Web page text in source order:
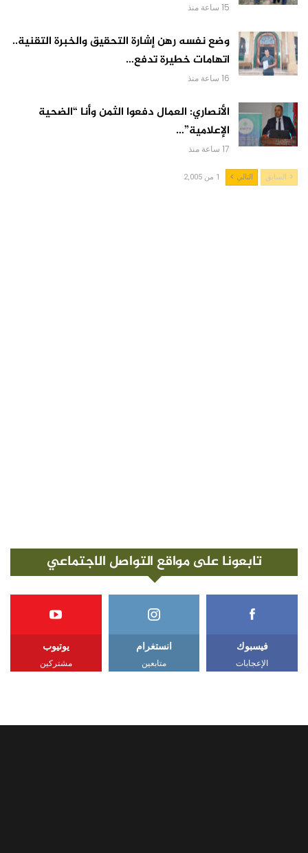
15 ساعة منذ
وضع نفسه رهن إشارة التحقيق والخبرة التقنية..
اتهامات خطيرة تدفع…
16 ساعة منذ
الأنصاري: العمال دفعوا الثمن وأنا “الضحية
الإعلامية”…
17 ساعة منذ
السابق التالي 1 من 2,005
تابعونا على مواقع التواصل الاجتماعي
فيسبوك
الإعجابات
انستغرام
متابعين
يوتيوب
مشتركين